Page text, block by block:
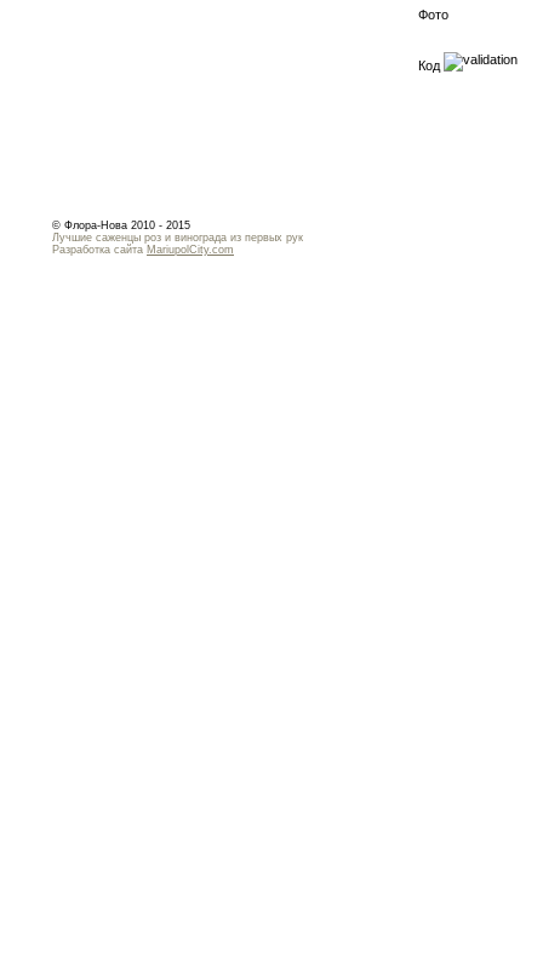
Фото
Код
© Флора-Нова 2010 - 2015
Лучшие саженцы роз и винограда из первых рук
Разработка сайта MariupolCity.com